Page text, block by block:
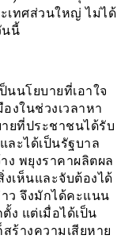
เทศส่วนใหญ่ ไม่ได้
นนี้
นโยบายที่เอาใจ
งในช่วงเวลาหา
ยที่ประชาชนได้รับ
ละได้เป็นรัฐบาล
ง พยุงราคาผลิตผล
เห็นและจับต้องได้
ว จึงมักได้คะแนน
ง แต่เมื่อได้เป็น
ร้างความเสียหาย